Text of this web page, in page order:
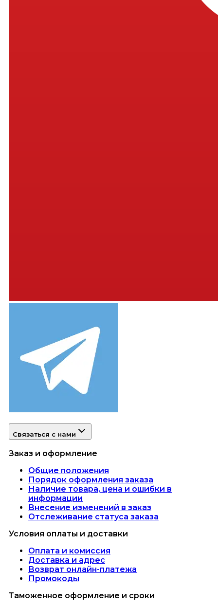
Связаться с нами
Заказ и оформление
Общие положения
Порядок оформления заказа
Наличие товара, цена и ошибки в
информации
Внесение изменений в заказ
Отслеживание статуса заказа
Условия оплаты и доставки
Оплата и комиссия
Доставка и адрес
Возврат онлайн-платежа
Промокоды
Таможенное оформление и сроки